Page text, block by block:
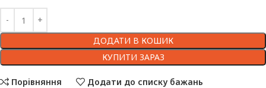
ДОДАТИ В КОШИК
КУПИТИ ЗАРАЗ
Порівняння Додати до списку бажань